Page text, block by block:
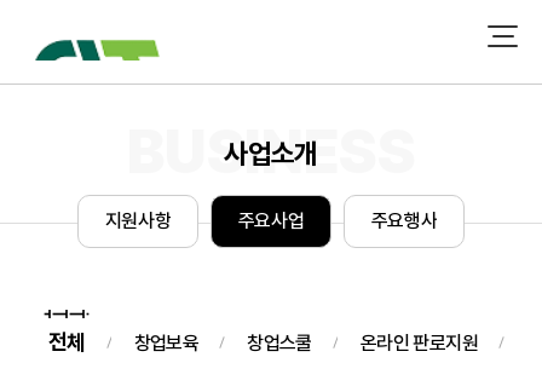
사업소개
지원사항 주요사업 주요행사
전체 창업보육 창업스쿨 온라인 판로지원